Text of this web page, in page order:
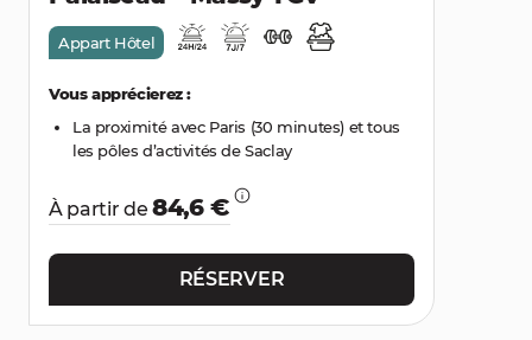
Appart Hôtel
Vous apprécierez :
La proximité avec Paris (30 minutes) et tous
les pôles d’activités de Saclay
À partir de84,6 €
RÉSERVER